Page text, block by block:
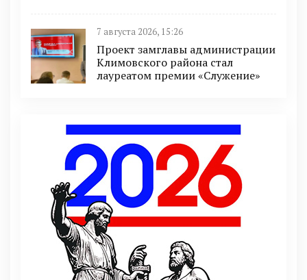
7 августа 2026, 15:26
Проект замглавы администрации
Климовского района стал
лауреатом премии «Служение»